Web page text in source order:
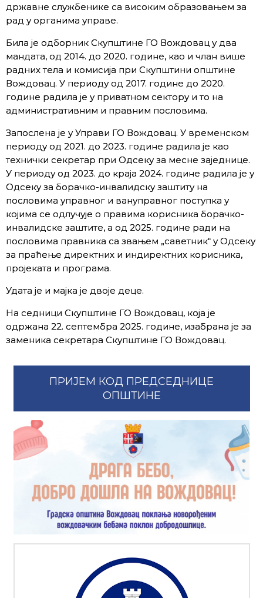
државне службенике са високим образовањем за
рад у органима управе.
Била је одборник Скупштине ГО Вождовац у два
мандата, од 2014. до 2020. године, као и члан више
радних тела и комисија при Скупштини општине
Вождовац. У периоду од 2017. године до 2020.
године радила је у приватном сектору и то на
административним и правним пословима.
Запослена је у Управи ГО Вождовац. У временском
периоду од 2021. до 2023. године радила је као
технички секретар при Одсеку за месне заједнице.
У периоду од 2023. до краја 2024. године радила је у
Одсеку за борачко-инвалидску заштиту на
пословима управног и вануправног поступка у
којима се одлучује о правима корисника борачко-
инвалидске заштите, а од 2025. године ради на
пословима правника са звањем „саветник“ у Одсеку
за праћење директних и индиректних корисника,
пројеката и програма.
Удата је и мајка је двоје деце.
На седници Скупштине ГО Вождовац, која је
одржана 22. септембра 2025. године, изабрана је за
заменика секретара Скупштине ГО Вождовац.
ПРИЈЕМ КОД ПРЕДСЕДНИЦЕ
ОПШТИНЕ